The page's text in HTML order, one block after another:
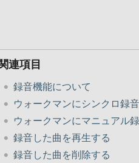
連項目
録音機能について
ウォークマンにシンクロ録
ウォークマンにマニュアル
録音した曲を再生する
録音した曲を削除する